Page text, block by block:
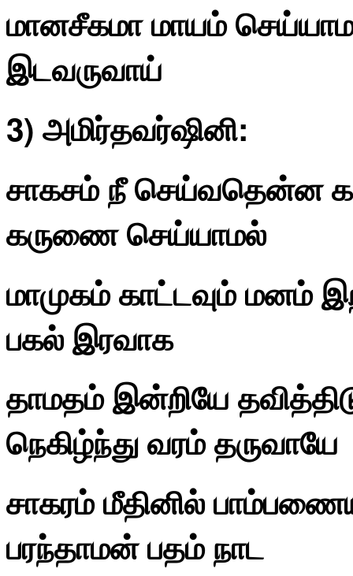
மானசீகமா மாயம்
இடவருவாய்
3) அமிர்தவர்ஷினி:
சாகசம் நீ செய்வதென்ன
கருணை செய்யாமல்
மாமுகம் காட்டவும் மனம்
பகல் இரவாக
தாமதம் இன்றியே
நெகிழ்ந்து வரம் தருவாயே
சாகரம் மீதினில்
பரந்தாமன் பதம் நாட